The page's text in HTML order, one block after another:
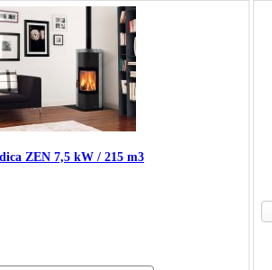
ΖΕΝ 7,5 kW / 215 m3